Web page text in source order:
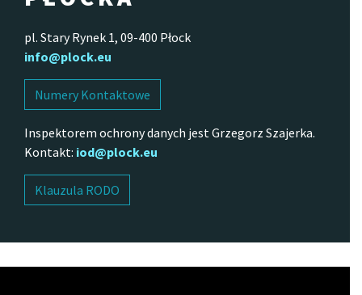
pl. Stary Rynek 1, 09-400 Płock
info@plock.eu
Numery Kontaktowe
Inspektorem ochrony danych jest Grzegorz Szajerka.
Kontakt: iod@plock.eu
Klauzula RODO